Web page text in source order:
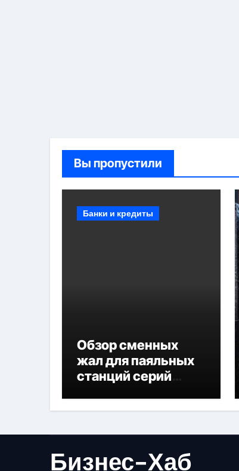
Вы пропустили
Банки и кредиты
Обзор сменных
жал для паяльных
станций серий
Бизнес-Хаб